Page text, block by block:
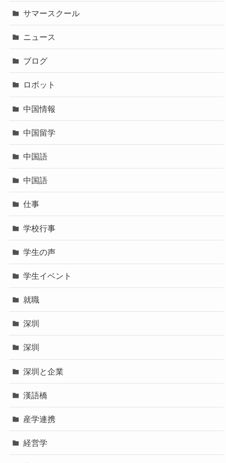
サマースクール
ニュース
ブログ
ロボット
中国情報
中国留学
中国語
中国語
仕事
学校行事
学生の声
学生イベント
就職
深圳
深圳
深圳と企業
漢語橋
産学連携
経営学